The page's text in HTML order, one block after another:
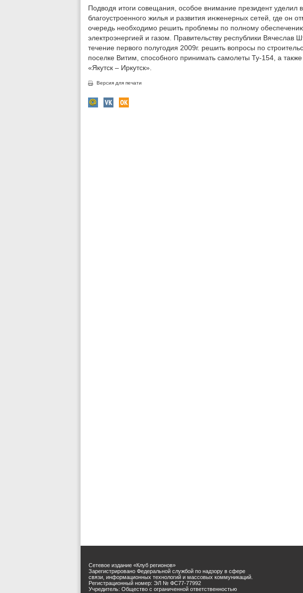
Подводя итоги совещания, особое внимание президент уделил
благоустроенного жилья и развития инженерных сетей, где он
очередь необходимо решить проблемы по полному
электроэнергией и газом. Правительству республики Вячеслав
течение первого полугодия 2009г. решить вопросы по
поселке Витим, способного принимать самолеты Ту-154, а
«Якутск – Иркутск».
Версия для печати
Сетевое издание «Клуб регионов»
Зарегистрировано Федеральной службой по надзору в сфере
связи, информационных технологий и массовых коммуникаций.
Регистрационный номер: ЭЛ № ФС77-77992
Учредитель: Общество с ограниченной ответственностью